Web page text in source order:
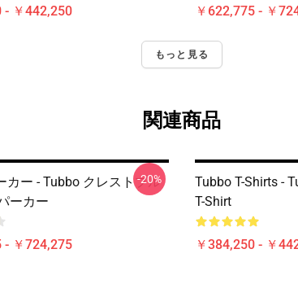
- ￥442,250 ￥622,775 - ￥
もっと見る
関連商品
カー - Tubbo クレストプル
ーカー
- ￥724,275
-20%
Tubbo T-Shirts -
T-Shirt
￥384,250 - ￥